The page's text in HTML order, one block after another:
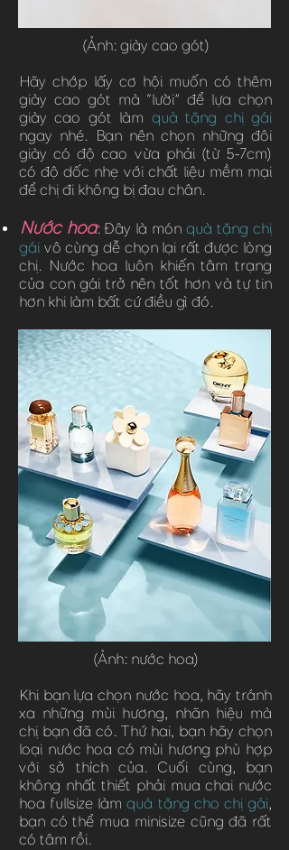
(Ảnh: giày cao gót)
Hãy chớp lấy cơ hội muốn có thêm
giày cao gót mà “lười” để lựa chọn
giày cao gót làm quà tặng chị gái
ngay nhé. Bạn nên chọn những đôi
giày có độ cao vừa phải (từ 5-7cm)
có độ dốc nhẹ với chất liệu mềm mại
để chị đi không bị đau chân.
Nước hoa: Đây là món quà tặng chị
gáivô cùng dễ chọn lại rất được lòng
chị. Nước hoa luôn khiến tâm trạng
của con gái trở nên tốt hơn và tự tin
hơn khi làm bất cứ điều gì đó.
(Ảnh: nước hoa)
Khi bạn lựa chọn nước hoa, hãy tránh
xa những mùi hương, nhãn hiệu mà
chị bạn đã có. Thứ hai, bạn hãy chọn
loại nước hoa có mùi hương phù hợp
với sở thích của. Cuối cùng, bạn
không nhất thiết phải mua chai nước
hoa fullsize làm quà tặng cho chị gái,
bạn có thể mua minisize cũng đã rất
có tâm rồi.